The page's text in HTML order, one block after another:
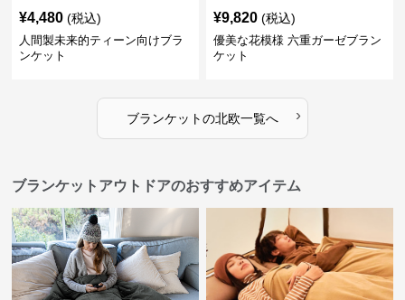
¥4,480 (税込)
人間製未来的ティーン向けブラ
ンケット
¥9,820 (税込)
優美な花模様 六重ガーゼブラン
ケット
ブランケットの北欧一覧へ ›
ブランケットアウトドアのおすすめアイテム